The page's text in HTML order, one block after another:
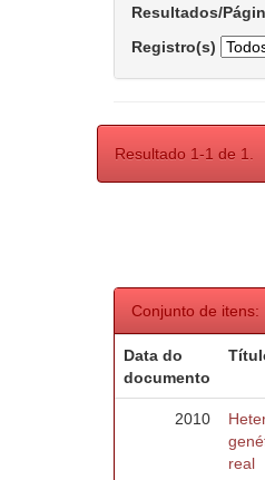
Resultados/
Registro(s)
Resultado 1-1 de 1.
Conjunto de itens:
Data do
documento
2010
real